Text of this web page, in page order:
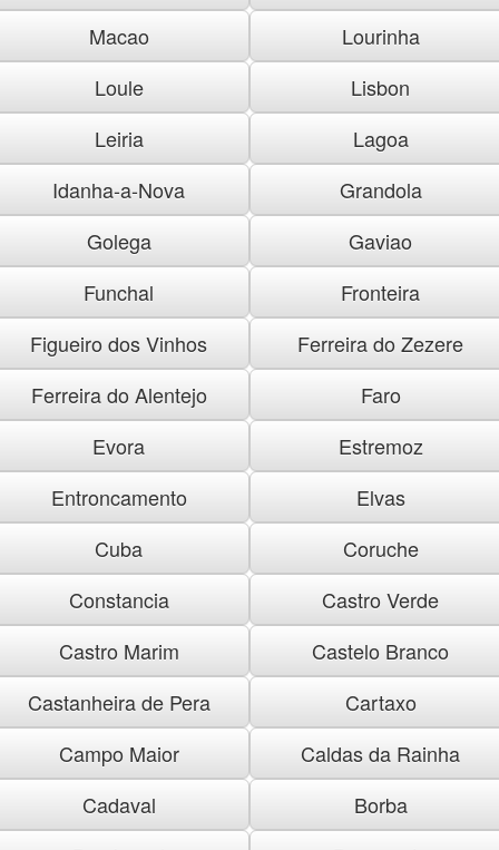
Macao
Lourinha
Loule
Lisbon
Leiria
Lagoa
Idanha-a-Nova
Grandola
Golega
Gaviao
Funchal
Fronteira
Figueiro dos Vinhos
Ferreira do Zezere
Ferreira do Alentejo
Faro
Evora
Estremoz
Entroncamento
Elvas
Cuba
Coruche
Constancia
Castro Verde
Castro Marim
Castelo Branco
Castanheira de Pera
Cartaxo
Campo Maior
Caldas da Rainha
Cadaval
Borba